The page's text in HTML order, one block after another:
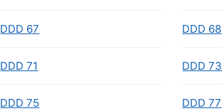
DDD 67 DDD 68
DDD 71 DDD 73
DDD 75 DDD 77